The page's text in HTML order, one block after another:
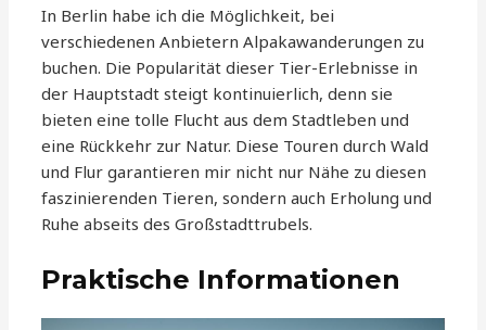
In Berlin habe ich die Möglichkeit, bei
verschiedenen Anbietern Alpakawanderungen zu
buchen. Die Popularität dieser Tier-Erlebnisse in
der Hauptstadt steigt kontinuierlich, denn sie
bieten eine tolle Flucht aus dem Stadtleben und
eine Rückkehr zur Natur. Diese Touren durch Wald
und Flur garantieren mir nicht nur Nähe zu diesen
faszinierenden Tieren, sondern auch Erholung und
Ruhe abseits des Großstadttrubels.
Praktische Informationen